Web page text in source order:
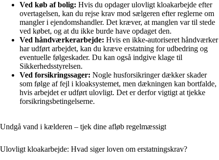
Ved køb af bolig: Hvis du opdager ulovligt kloakarbejde efter
overtagelsen, kan du rejse krav mod sælgeren efter reglerne om
mangler i ejendomshandler. Det kræver, at manglen var til stede
ved købet, og at du ikke burde have opdaget den.
Ved håndværkerarbejde: Hvis en ikke-autoriseret håndværker
har udført arbejdet, kan du kræve erstatning for udbedring og
eventuelle følgeskader. Du kan også indgive klage til
Sikkerhedsstyrelsen.
Ved forsikringssager: Nogle husforsikringer dækker skader
som følge af fejl i kloaksystemet, men dækningen kan bortfalde,
hvis arbejdet er udført ulovligt. Det er derfor vigtigt at tjekke
forsikringsbetingelserne.
Undgå vand i kælderen – tjek dine afløb regelmæssigt
Ulovligt kloakarbejde: Hvad siger loven om erstatningskrav?